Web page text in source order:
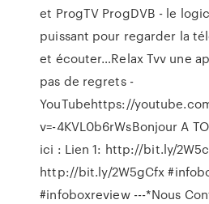
et ProgTV ProgDVB - le
puissant pour regarder la
et écouter…Relax Tvv une
pas de regrets -
YouTubehttps://
v=-4KVL0b6rWsBonjour A
ici : Lien 1: http://bit.ly/
http://bit.ly/2W5gCfx
#infoboxreview ---*Nous